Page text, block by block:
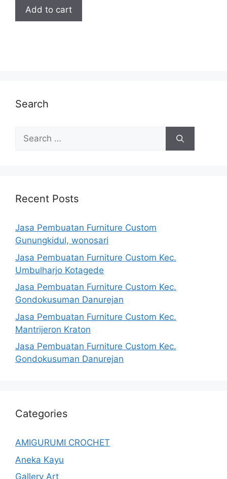
Add to cart
Search
Search
for:
Recent Posts
Jasa Pembuatan Furniture Custom
Gunungkidul, wonosari
Jasa Pembuatan Furniture Custom Kec.
Umbulharjo Kotagede
Jasa Pembuatan Furniture Custom Kec.
Gondokusuman Danurejan
Jasa Pembuatan Furniture Custom Kec.
Mantrijeron Kraton
Jasa Pembuatan Furniture Custom Kec.
Gondokusuman Danurejan
Categories
AMIGURUMI CROCHET
Aneka Kayu
Gallery Art